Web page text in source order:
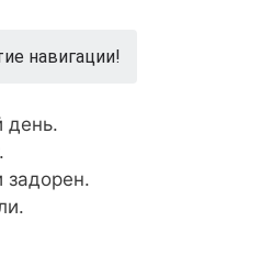
навигации!
день.
задорен.